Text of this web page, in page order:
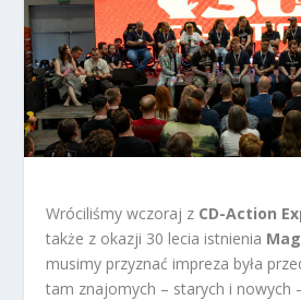
Wróciliśmy wczoraj z CD-Action
także z okazji 30 lecia istnienia
musimy przyznać impreza była
tam znajomych – starych i nowych